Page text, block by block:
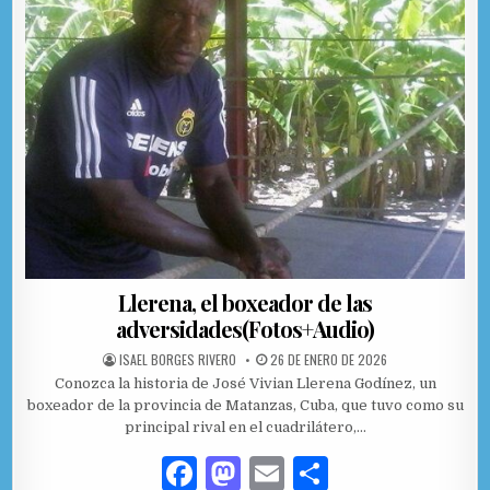
Llerena, el boxeador de las
adversidades(Fotos+Audio)
AUTHOR:
ISAEL BORGES RIVERO PUBLISHED DATE:
26 DE ENERO DE 2026
Conozca la historia de José Vivian Llerena Godínez, un
boxeador de la provincia de Matanzas, Cuba, que tuvo como su
principal rival en el cuadrilátero,…
F M E